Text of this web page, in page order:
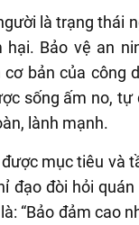
là trạng thái
hại. Bảo vệ an
cơ bản của công
sống ấm no,
lành mạnh.
mục tiêu và
đạo đòi hỏi
“Bảo đảm cao